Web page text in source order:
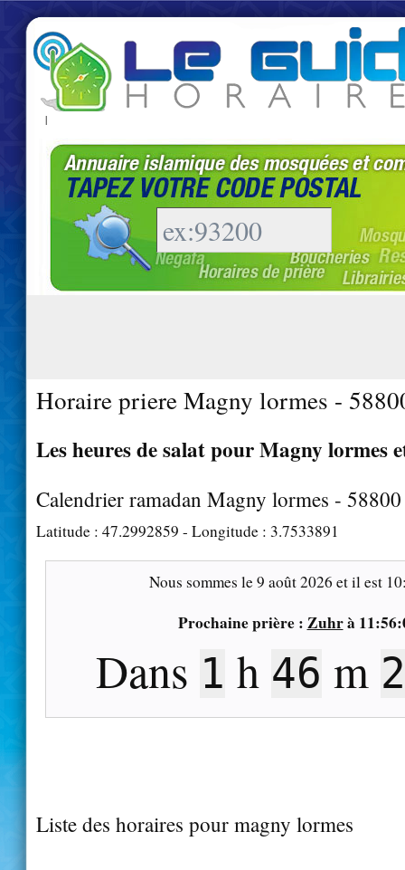
|
Horaire priere Magny lormes -
Les heures de salat pour Magny lormes
Calendrier ramadan Magny lormes - 58800
Latitude : 47.2992859 - Longitude : 3.7533891
Nous sommes le9 août 2026 et il est
Prochaine prière : Zuhrà
Dans 1 h 46 m
Liste des horaires pour magny lormes